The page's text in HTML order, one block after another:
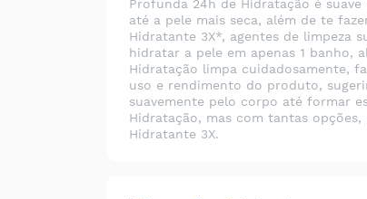
Profunda 24h de Hidratação é
até a pele mais seca, além de te
Hidratante 3X*, agentes de limpeza
hidratar a pele em apenas 1 banho,
Hidratação limpa cuidadosamente,
uso e rendimento do produto,
suavemente pelo corpo até formar
Hidratação, mas com tantas
Hidratante 3X.